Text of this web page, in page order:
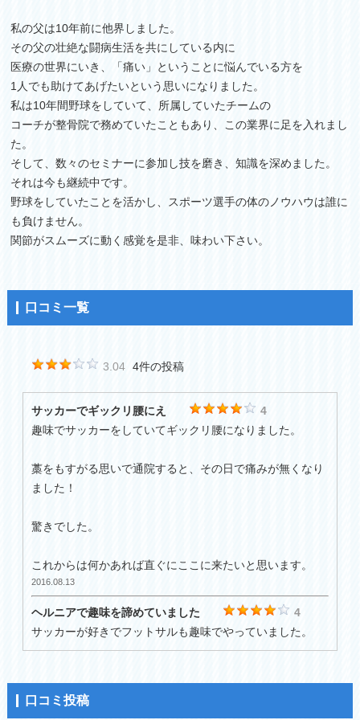
私の父は10年前に他界しました。
その父の壮絶な闘病生活を共にしている内に
医療の世界にいき、「痛い」ということに悩んでいる方を
1人でも助けてあげたいという思いになりました。
私は10年間野球をしていて、所属していたチームの
コーチが整骨院で務めていたこともあり、この業界に足を入れまし
た。
そして、数々のセミナーに参加し技を磨き、知識を深めました。
それは今も継続中です。
野球をしていたことを活かし、スポーツ選手の体のノウハウは誰に
も負けません。
関節がスムーズに動く感覚を是非、味わい下さい。
口コミ一覧
3.04 4件の投稿
サッカーでギックリ腰にえ
4
趣味でサッカーをしていてギックリ腰になりました。
藁をもすがる思いで通院すると、その日で痛みが無くなり
ました！
驚きでした。
これからは何かあれば直ぐにここに来たいと思います。
2016.08.13
ヘルニアで趣味を諦めていました
4
サッカーが好きでフットサルも趣味でやっていました。
口コミ投稿